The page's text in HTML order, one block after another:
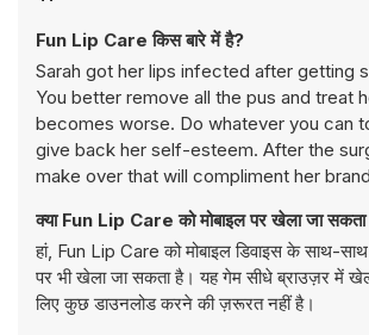
Fun Lip Care किस बारे में है?
Sarah got her lips infected after getting
You better remove all the pus and treat
becomes worse. Do whatever you can
give back her self-esteem. After the
make over that will compliment her
क्या Fun Lip Care को मोबाइल पर खेला जा
हां, Fun Lip Care को मोबाइल डिवाइस के साथ-
पर भी खेला जा सकता है। यह गेम सीधे ब्राउज़र में
लिए कुछ डाउनलोड करने की ज़रूरत नहीं है।